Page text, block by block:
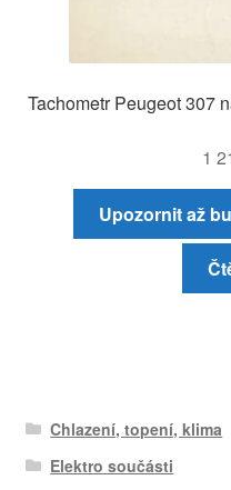
Tachometr Peugeot 307
1
Upozornit až
Chlazení, topení, klima
Elektro součásti